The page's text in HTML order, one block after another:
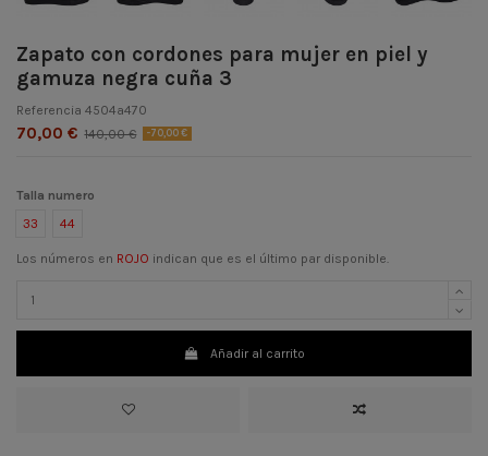
Zapato con cordones para mujer en piel y
gamuza negra cuña 3
Referencia 4504a470
70,00 € 140,00 € -70,00 €
Talla numero
33
44
Los números en ROJO indican que es el último par disponible.
Añadir al carrito